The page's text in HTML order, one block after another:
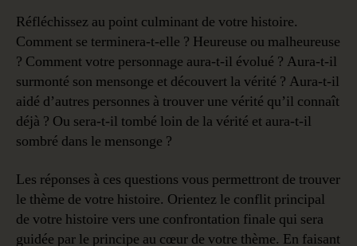
Réfléchissez au point culminant de votre histoire.
Comment se terminera-t-elle ? Heureuse ou malheureuse
? Comment votre personnage aura-t-il évolué ? Aura-t-il
surmonté son mensonge et découvert la vérité ? Aura-t-il
aidé d’autres personnes à trouver une vérité qu’il connaît
déjà ? Ou sera-t-il tombé loin de la vérité et aura-t-il
sombré dans le mensonge ?
Les réponses à ces questions vous permettront de trouver
le thème de votre histoire. Orientez le conflit principal
de votre histoire vers une confrontation finale qui sera
guidée par le principe au cœur de votre thème. En faisant